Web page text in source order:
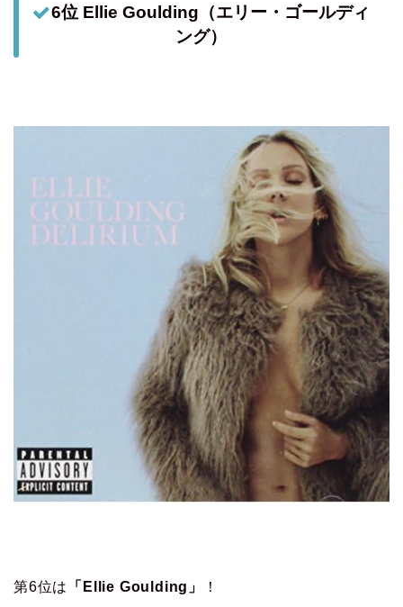
6位 Ellie Goulding（エリー・ゴールディ
ング）
第6位は 「Ellie Goulding」 ！